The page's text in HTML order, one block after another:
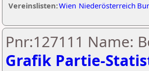
Vereinslisten:Wien Niederösterreich
Pnr:127111 Name:
Grafik Partie-